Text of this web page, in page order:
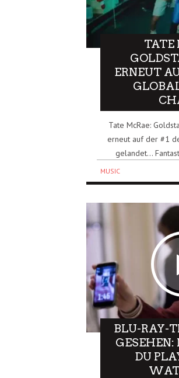
TATE
ERNEUT
Tate McRae:
erneut auf der #1
gelandet…
MUSIC
BLU-RAY-
GESEHEN:
DU